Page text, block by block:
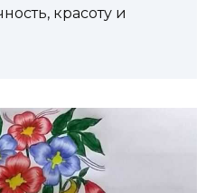
красоту и